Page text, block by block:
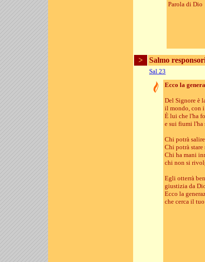
Parola di Dio
> Salmo
Sal 23
Ecco la
Del Signore è
il mondo, con
È lui che l'ha
e sui fiumi
Chi potrà
Chi potrà
Chi ha mani
chi non si
Egli otterrà
giustizia da
Ecco la
che cerca il